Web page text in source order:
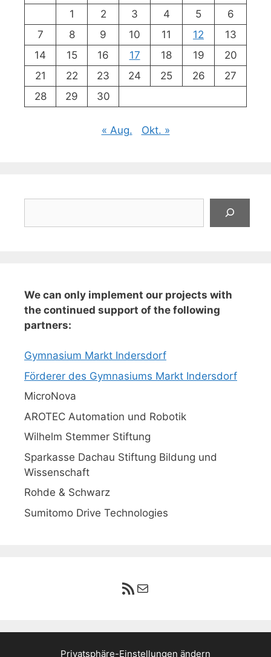
1
2 3 4 5
6
7
8 9 10 11 12
13
14
15 16 17 18 19
20
21
22 23 24 25 26
27
28
29 30
« Aug. Okt. »
We can only implement our projects with
the continued support of the following
partners:
Gymnasium Markt Indersdorf
Förderer des Gymnasiums Markt Indersdorf
MicroNova
AROTEC Automation und Robotik
Wilhelm Stemmer Stiftung
Sparkasse Dachau Stiftung Bildung und
Wissenschaft
Rohde & Schwarz
Sumitomo Drive Technologies
RSS-Feed
E-Mail
Privatsphäre-Einstellungen ändern